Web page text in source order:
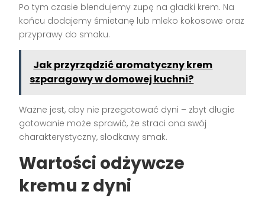
Po tym czasie blendujemy zupę na gładki krem. Na
końcu dodajemy śmietanę lub mleko kokosowe oraz
przyprawy do smaku.
Jak przyrządzić aromatyczny krem
szparagowy w domowej kuchni?
Ważne jest, aby nie przegotować dyni – zbyt długie
gotowanie może sprawić, że straci ona swój
charakterystyczny, słodkawy smak.
Wartości odżywcze
kremu z dyni